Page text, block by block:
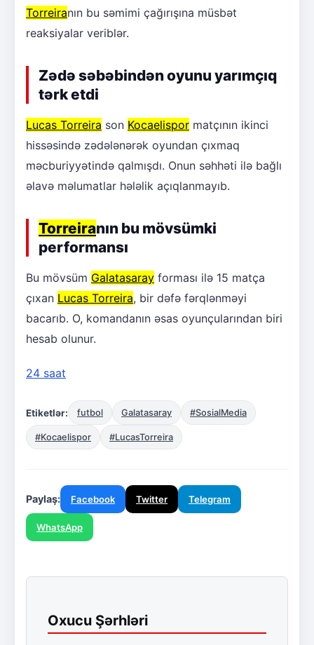
Torreiranın bu səmimi çağırışına müsbət
reaksiyalar veriblər.
Zədə səbəbindən oyunu yarımçıq
tərk etdi
Lucas Torreira son Kocaelispor matçının ikinci
hissəsində zədələnərək oyundan çıxmaq
məcburiyyətində qalmışdı. Onun səhhəti ilə bağlı
əlavə məlumatlar hələlik açıqlanmayıb.
Torreiranın bu mövsümki
performansı
Bu mövsüm Galatasaray forması ilə 15 matça
çıxan Lucas Torreira, bir dəfə fərqlənməyi
bacarıb. O, komandanın əsas oyunçularından biri
hesab olunur.
24 saat
Etiketlər: futbol Galatasaray #SosialMedia
#Kocaelispor #LucasTorreira
Paylaş: Facebook Twitter Telegram
WhatsApp
Oxucu Şərhləri